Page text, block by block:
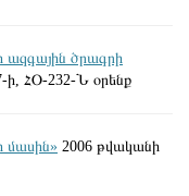
ազգային ծրագրի
ի, ՀՕ-232-Ն օրենք
մասին» 2006 թվականի